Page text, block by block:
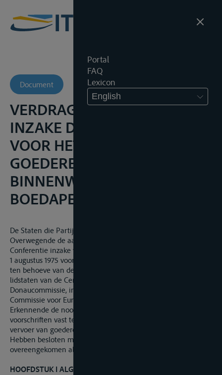
Portal
FAQ
Lexicon
English
Document
VERDRAG VAN BOEDAPEST
INZAKE DE OVEREENKOMST
VOOR HET VERVOER VAN
GOEDEREN OVER DE
BINNENWATEREN (CMNI),
BOEDAPEST, 22 JUNI 2001
De Staten die Partij zijn bij dit Verdrag,
Overwegende de aanbevelingen in de slotakte van de
Conferentie inzake veiligheid en samenwerking in Europa van
1 augustus 1975 voor de harmonisering van rechtsvoorschriften
ten behoeve van de ontwikkeling van het verkeer door de
lidstaten van de Centrale Commissie voor de Rijnvaart en de
Donaucommissie, in samenwerking met de Economische
Commissie voor Europa van de Verenigde Naties,
Erkennende de noodzaak en doelmatigheid uniforme
voorschriften vast te stellen inzake overeenkomsten voor het
vervoer van goederen over de binnenwateren,
Hebben besloten met dit doel een verdrag te sluiten en zijn
overeengekomen als volgt :
HOOFDSTUK I ALGEMENE BEPALINGEN